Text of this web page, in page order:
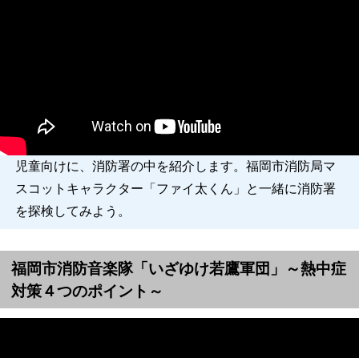
児童向けに、消防署の中を紹介します。福岡市消防局マ
スコットキャラクター「ファイ太くん」と一緒に消防署
を探検してみよう。
福岡市消防音楽隊「いざゆけ若鷹軍団」～熱中症
対策４つのポイント～